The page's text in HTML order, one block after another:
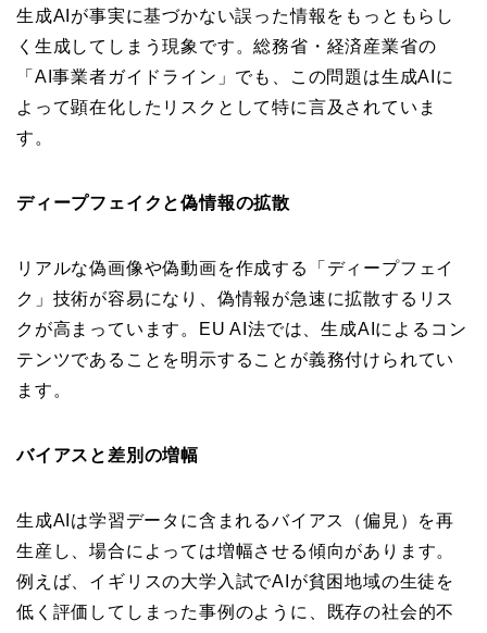
生成AIが事実に基づかない誤った情報をもっともらし
く生成してしまう現象です。総務省・経済産業省の
「AI事業者ガイドライン」でも、この問題は生成AIに
よって顕在化したリスクとして特に言及されていま
す。
ディープフェイクと偽情報の拡散
リアルな偽画像や偽動画を作成する「ディープフェイ
ク」技術が容易になり、偽情報が急速に拡散するリス
クが高まっています。EU AI法では、生成AIによるコン
テンツであることを明示することが義務付けられてい
ます。
バイアスと差別の増幅
生成AIは学習データに含まれるバイアス（偏見）を再
生産し、場合によっては増幅させる傾向があります。
例えば、イギリスの大学入試でAIが貧困地域の生徒を
低く評価してしまった事例のように、既存の社会的不